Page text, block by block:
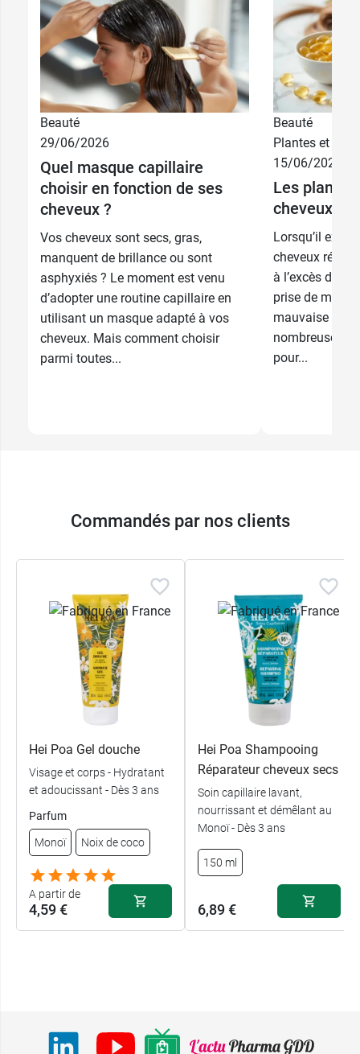
18,49 €
200 ml 29,99 €
Beauté
29/06/2026
Quel masque capillaire
choisir en fonction de ses
cheveux ?
Vos cheveux sont secs, gras,
manquent de brillance ou sont
asphyxiés ? Le moment est venu
d’adopter une routine capillaire en
utilisant un masque adapté à vos
cheveux. Mais comment choisir
parmi toutes...
Beauté
Plantes et
15/06/2026
Les
cheveux
Lorsqu’il
cheveux
à l’excès de
prise de
mauvaise
nombreuses
pour...
Commandés par nos clients
Hei Poa Gel douche
Visage et corps - Hydratant
et adoucissant - Dès 3 ans
Parfum
Monoï Noix de coco
A partir de
4,59 €
Hei Poa Shampooing
Réparateur cheveux secs
Soin capillaire lavant,
nourrissant et démêlant au
Monoï - Dès 3 ans
150 ml
6,89 €